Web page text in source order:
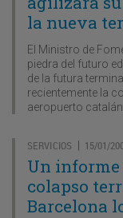
la nueva
El Ministro de
piedra del futuro
de la futura
recientemente la
aeropuerto
SERVICIOS | 15/01/
Un
colapso
Barcelona